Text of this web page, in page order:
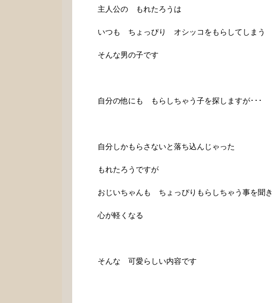
主人公の もれたろうは
いつも ちょっぴり オシッコをもらしてしまう
そんな男の子です
自分の他にも もらしちゃう子を探しますが･･･
自分しかもらさないと落ち込んじゃった
もれたろうですが
おじいちゃんも ちょっぴりもらしちゃう事を聞き
心が軽くなる
そんな 可愛らしい内容です